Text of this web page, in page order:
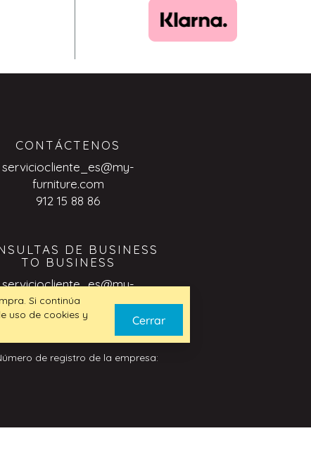
CONTÁCTENOS
serviciocliente_es@my-
furniture.com
912 15 88 86
DE BUSINESS
TO BUSINESS
serviciocliente_es@my-
furniture.com
de registro de la empresa:
Si continúa
uso de cookies y
Cerrar